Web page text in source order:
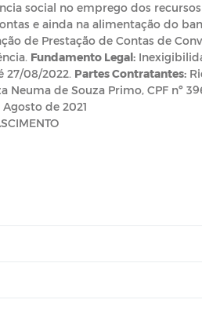
social no emprego dos
e ainda na alimentação do
de Prestação de Contas de
Fundamento Legal:
27/08/2022. Partes Contratantes:
Neuma de Souza Primo, CPF nº
Agosto de 2021